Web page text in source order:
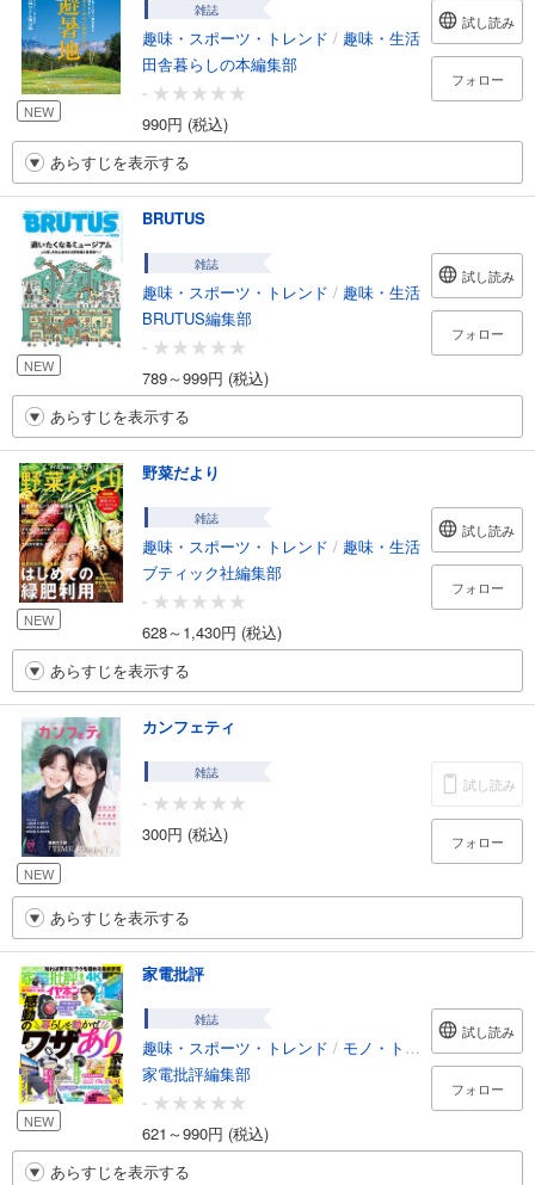
NEW
雑誌
趣味・スポーツ・トレンド / 趣味・生活
田舎暮らしの本編集部
-
990円 (税込)
試し読み
フォロー
あらすじを表示する
NEW
BRUTUS
雑誌
趣味・スポーツ・トレンド / 趣味・生活
BRUTUS編集部
-
789～999円 (税込)
試し読み
フォロー
あらすじを表示する
NEW
野菜だより
雑誌
趣味・スポーツ・トレンド / 趣味・生活
ブティック社編集部
-
628～1,430円 (税込)
試し読み
フォロー
あらすじを表示する
NEW
カンフェティ
雑誌
-
300円 (税込)
試し読み
フォロー
あらすじを表示する
NEW
家電批評
雑誌
趣味・スポーツ・トレンド / モノ・トレンド
家電批評編集部
-
621～990円 (税込)
試し読み
フォロー
あらすじを表示する